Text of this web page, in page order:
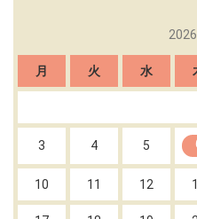
月 火 水
3 4 5
10 11 12